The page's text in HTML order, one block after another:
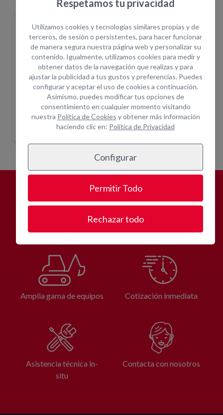
1000 kg
EXCAVAD010.0@2
Martillo miniexcavadora 1000 kg
Indique ubicación
para mostrar
300MM
EXCAVAD010.0@1
CAZO EXCAVACION 300MM
Indique ubicación
para mostrar
¿POR QUÉALQUILAR CON
OPEIN?
Amplia gama de equipos Cotización inmediata
Asistencia técnica in-
situ
Contacta con nosotros
Respetamos tu privacidad
Utilizamos cookies y tecnologías similares propias y de
terceros, de sesión o persistentes, para hacer funcionar
de manera segura nuestra página web y personalizar su
contenido. Igualmente, utilizamos cookies para medir y
obtener datos de la navegación que realizas y para
ajustar la publicidad a tus gustos y preferencias. Puedes
configurar y aceptar el uso de cookies a continuación.
Asimismo, puedes modificar tus opciones de
consentimiento en cualquier momento visitando
nuestra Política de Cookies y obtener más información
haciendo clic en: Política de Privacidad
Configurar
Permitir Todo
Rechazar todo